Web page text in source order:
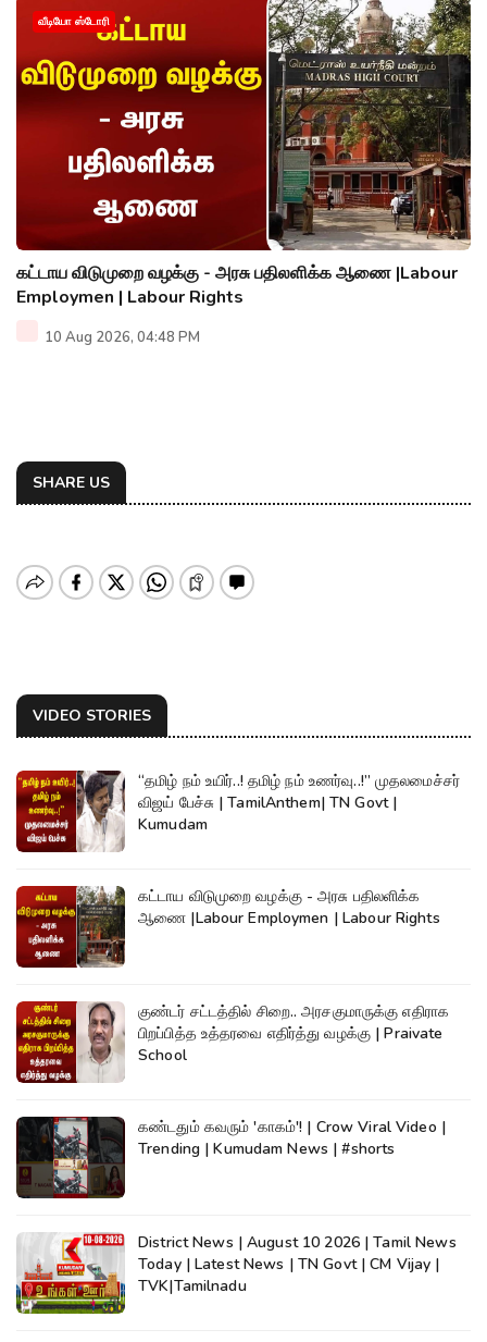
வீடியோ ஸ்டோரி
கட்டாய விடுமுறை வழக்கு - அரசு பதிலளிக்க ஆணை |Labour
Employmen | Labour Rights
10 Aug 2026, 04:48 PM
SHARE US
VIDEO STORIES
“தமிழ் நம் உயிர்..! தமிழ் நம் உணர்வு..!” முதலமைச்சர்
விஜய் பேச்சு | TamilAnthem| TN Govt |
Kumudam
கட்டாய விடுமுறை வழக்கு - அரசு பதிலளிக்க
ஆணை |Labour Employmen | Labour Rights
குண்டர் சட்டத்தில் சிறை.. அரசகுமாருக்கு எதிராக
பிறப்பித்த உத்தரவை எதிர்த்து வழக்கு | Praivate
School
கண்டதும் கவரும் 'காகம்'! | Crow Viral Video |
Trending | Kumudam News | #shorts
District News | August 10 2026 | Tamil News
Today | Latest News | TN Govt | CM Vijay |
TVK|Tamilnadu